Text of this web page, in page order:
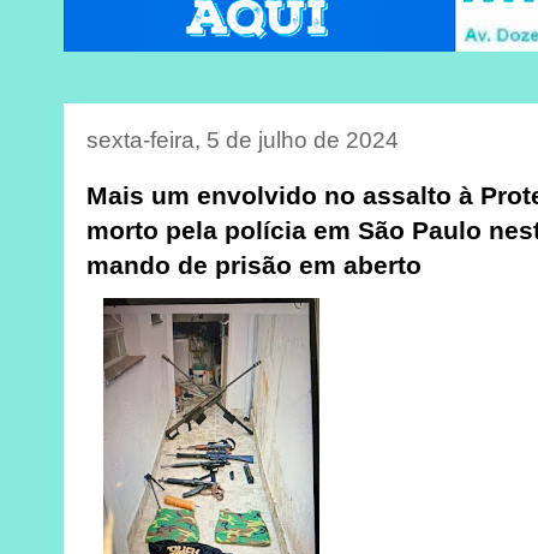
sexta-feira, 5 de julho de 2024
Mais um envolvido no assalto à
morto pela polícia em São Paulo
mando de prisão em aberto